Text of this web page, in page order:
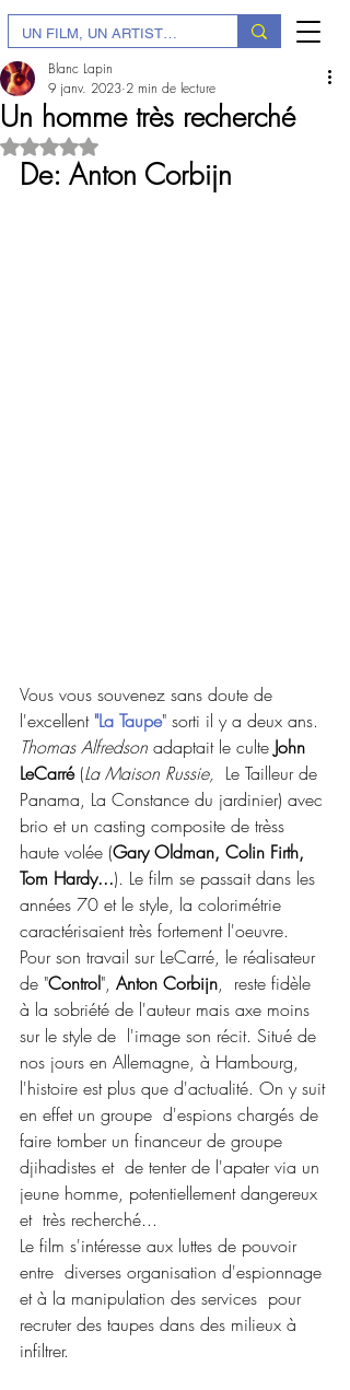
Un homme très recherché
Blanc Lapin
9 janv. 2023 2 min de lecture
Noté NaN étoiles sur 5.
De: Anton Corbijn
Vous vous souvenez sans doute de
l'excellent "La Taupe" sorti il y a deux ans.
Thomas Alfredson adaptait le culte John
LeCarré (La Maison Russie,
  Le Tailleur de
Panama, La Constance du jardinier) avec
brio et un casting composite de trèss
haute volée (Gary Oldman, Colin Firth,
Tom Hardy...). Le film se passait dans les
années 70 et le style, la colorimétrie
caractérisaient très fortement l'oeuvre.
Pour son travail sur LeCarré, le réalisateur
de "Control", Anton Corbijn,  reste fidèle
à la sobriété de l'auteur mais axe moins
sur le style de  l'image son récit. Situé de
nos jours en Allemagne, à Hambourg,
l'histoire est plus que d'actualité. On y suit
en effet un groupe  d'espions chargés de
faire tomber un financeur de groupe
djihadistes et  de tenter de l'apater via un
jeune homme, potentiellement dangereux
et  très recherché...
Le film s'intéresse aux luttes de pouvoir
entre  diverses organisation d'espionnage
et à la manipulation des services  pour
recruter des taupes dans des milieux à
infiltrer.